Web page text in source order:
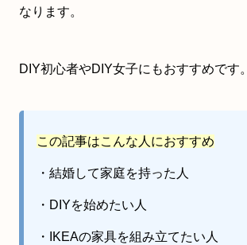
なります。
DIY初心者やDIY女子にもおすすめです。
この記事はこんな人におすすめ
・結婚して家庭を持った人
・DIYを始めたい人
・IKEAの家具を組み立てたい人